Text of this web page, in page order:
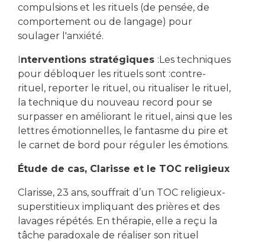
compulsions et les rituels (de pensée, de
comportement ou de langage) pour
soulager l'anxiété.
nterventions stratégiques :Les techniques
pour débloquer les rituels sont :contre-
rituel, reporter le rituel, ou ritualiser le rituel,
la technique du nouveau record pour se
surpasser en améliorant le rituel, ainsi que les
lettres émotionnelles, le fantasme du pire et
le carnet de bord pour réguler les émotions.
Étude de cas, Clarisse et le TOC religieux
Clarisse, 23 ans, souffrait d’un TOC religieux-
superstitieux impliquant des prières et des
lavages répétés. En thérapie, elle a reçu la
tâche paradoxale de réaliser son rituel